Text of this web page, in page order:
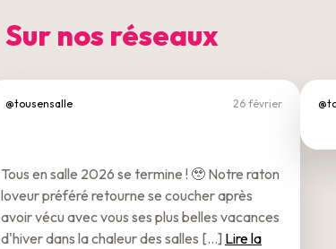
Sur nos réseaux
@tousensalle 26 février
Tous en salle 2026 se termine ! 🥹 Notre raton
loveur préféré retourne se coucher après
avoir vécu avec vous ses plus belles vacances
d'hiver dans la chaleur des salles [...] Lire la